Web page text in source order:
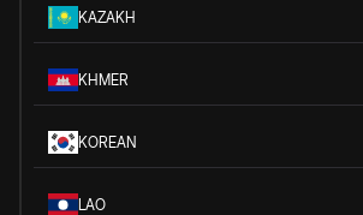
KAZAKH
KHMER
KOREAN
LAO